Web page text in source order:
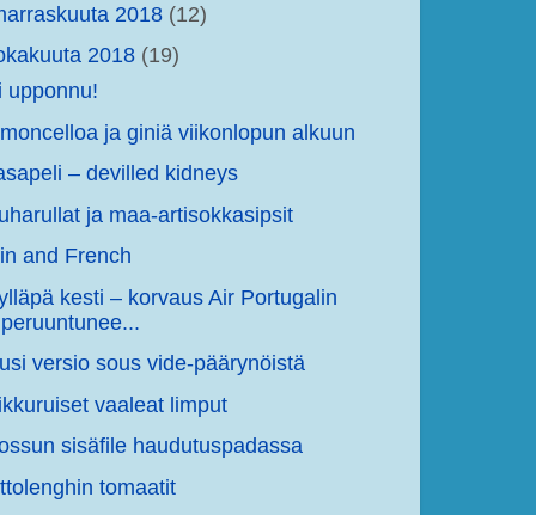
2018 (12)
2018 (19)
upponnu!
ja giniä viikonlopun alkuun
– devilled kidneys
ja maa-artisokkasipsit
and French
kesti – korvaus Air Portugalin
peruuntunee...
versio sous vide-päärynöistä
vaaleat limput
sisäfile haudutuspadassa
tomaatit